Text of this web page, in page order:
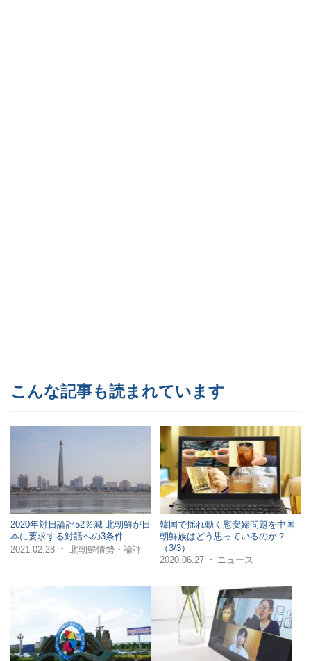
こんな記事も読まれています
2020年対日論評52％減 北朝鮮が日
本に要求する対話への3条件
2021.02.28 ・ 北朝鮮情勢・論評
韓国で揺れ動く慰安婦問題を中国
朝鮮族はどう思っているのか？
（3/3）
2020.06.27
・ ニュース